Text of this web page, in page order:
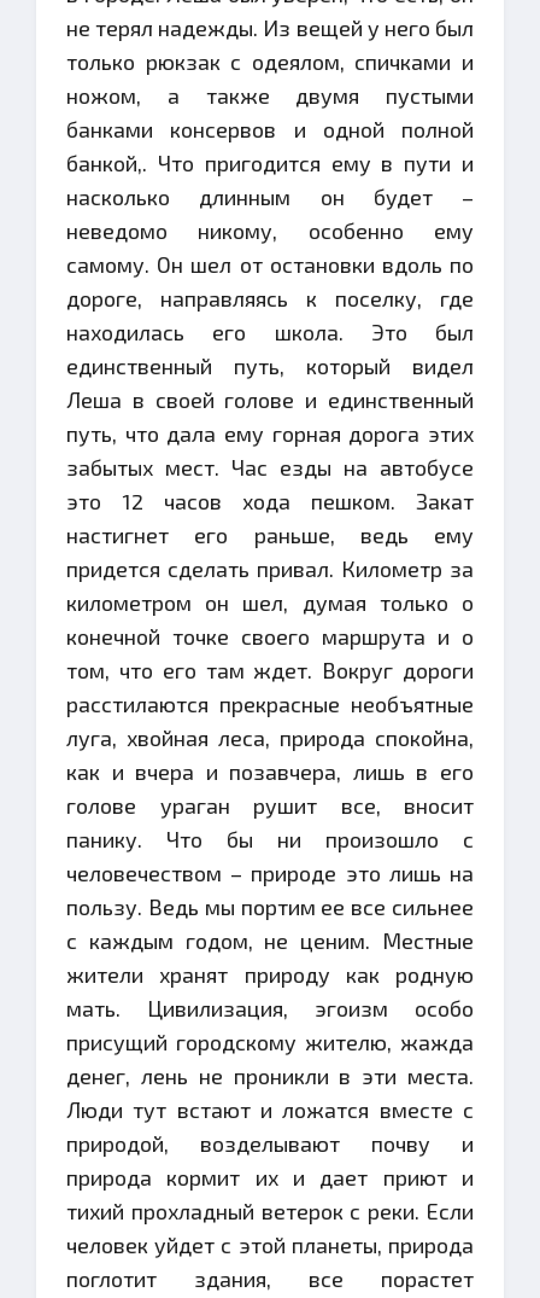
не терял надежды. Из вещей у него был
только рюкзак с одеялом, спичками и
ножом, а также двумя пустыми
банками консервов и одной полной
банкой,. Что пригодится ему в пути и
насколько длинным он будет –
неведомо никому, особенно ему
самому. Он шел от остановки вдоль по
дороге, направляясь к поселку, где
находилась его школа. Это был
единственный путь, который видел
Леша в своей голове и единственный
путь, что дала ему горная дорога этих
забытых мест. Час езды на автобусе
это 12 часов хода пешком. Закат
настигнет его раньше, ведь ему
придется сделать привал. Километр за
километром он шел, думая только о
конечной точке своего маршрута и о
том, что его там ждет. Вокруг дороги
расстилаются прекрасные необъятные
луга, хвойная леса, природа спокойна,
как и вчера и позавчера, лишь в его
голове ураган рушит все, вносит
панику. Что бы ни произошло с
человечеством – природе это лишь на
пользу. Ведь мы портим ее все сильнее
с каждым годом, не ценим. Местные
жители хранят природу как родную
мать. Цивилизация, эгоизм особо
присущий городскому жителю, жажда
денег, лень не проникли в эти места.
Люди тут встают и ложатся вместе с
природой, возделывают почву и
природа кормит их и дает приют и
тихий прохладный ветерок с реки. Если
человек уйдет с этой планеты, природа
поглотит здания, все порастет